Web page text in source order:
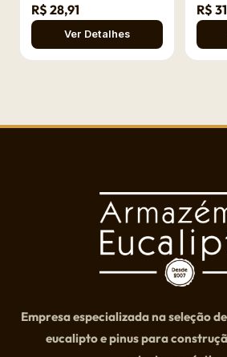
R$ 28,91
Ver Detalhes
R$
Empresa especializada na seleção
eucalipto e pinus para